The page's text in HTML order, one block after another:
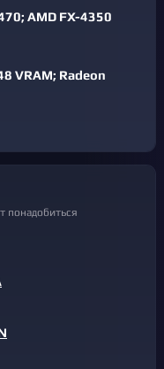
AMD FX-4350
VRAM; Radeon